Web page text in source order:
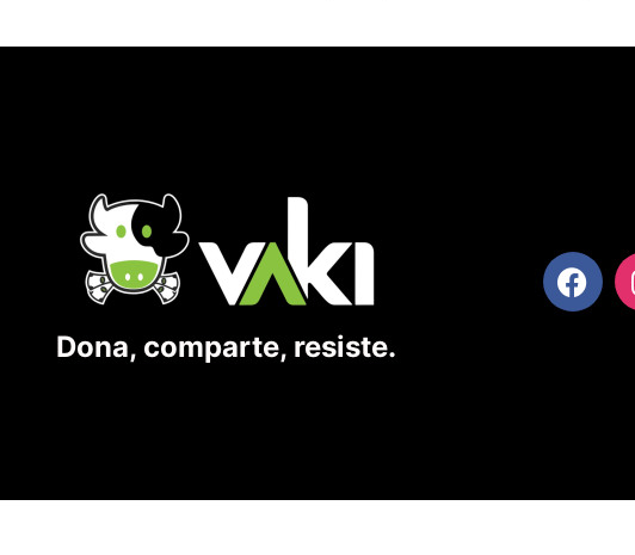
Dona, comparte, resiste.